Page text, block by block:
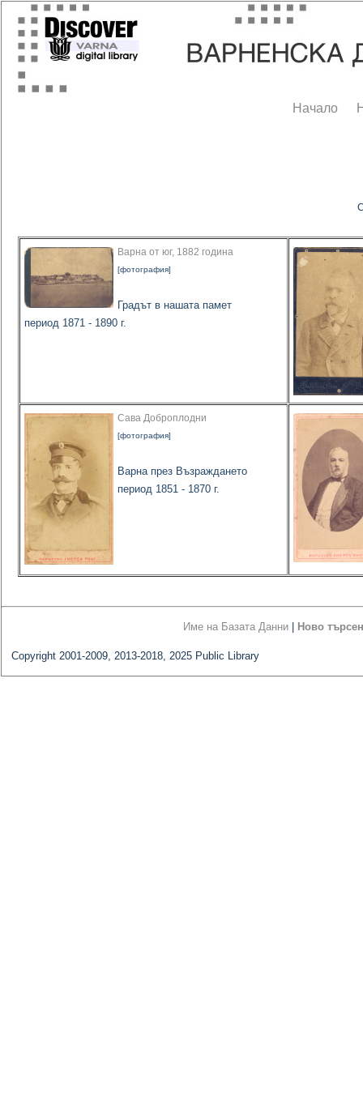
Начало
Варна от юг, 1882 година
[фотография]
Градът в нашата памет
период 1871 - 1890 г.
Сава Доброплодни
[фотография]
Варна през Възраждането
период 1851 - 1870 г.
Име на Базата Данни Ново
Copyright 2001-2009, 2013-2018, 2025 Public Library